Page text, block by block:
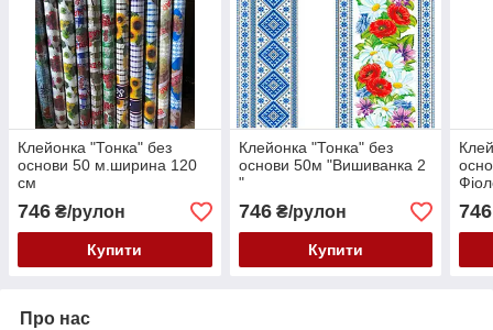
Клейонка "Тонка" без
основи 50 м.ширина 120
см
746 ₴/рулон
Купити
Клейонка "Тонка" без
основи 50м "Вишиванка 2
"
746₴/рулон
Купити
см
746
Про нас